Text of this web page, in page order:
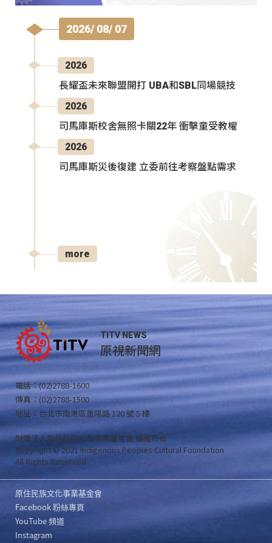
2026/ 08/ 07
2026
長耀盃未來聯盟開打 UBA和SBL同場競技
2026
司馬庫斯校舍無照卡關22年 衝擊童受教權
2026
司馬庫斯災後復建 立委前往考察盤點需求
more
TITV NEWS
原視新聞網
電話：(02)2788-1600
傳真：(02)2788-1500
地址：台北市南港區重陽路 120 號 5 樓
財團法人原住民族文化事業基金會 版權所有
Copyright © 2021 Indigenous Peoples Cultural Foundation
All Rights Reserved .
原住民族文化事業基金會
Facebook 粉絲專頁
YouTube 頻道
Instagram